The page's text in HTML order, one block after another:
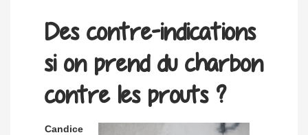
Des contre-indications
si on prend du charbon
contre les prouts ?
Candice